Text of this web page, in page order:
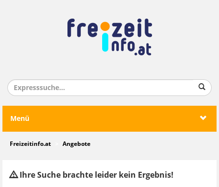
Menü
Freizeitinfo.at Angebote
Ihre Suche brachte leider kein Ergebnis!